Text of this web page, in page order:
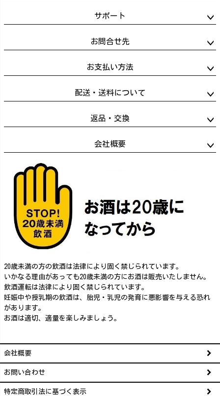
サポート
お問合せ先
お支払い方法
配送・送料について
返品・交換
会社概要
20歳未満の方の飲酒は法律により固く禁じられています。
いかなる理由があっても20歳未満の方にお酒は販売いたしません。
飲酒運転は法律により固く禁じられています。
妊娠中や授乳期の飲酒は、胎児・乳児の発育に悪影響を与える恐れ
があります。
お酒は適切、適量を楽しみましょう。
会社概要
お問い合わせ
特定商取引法に基づく表示